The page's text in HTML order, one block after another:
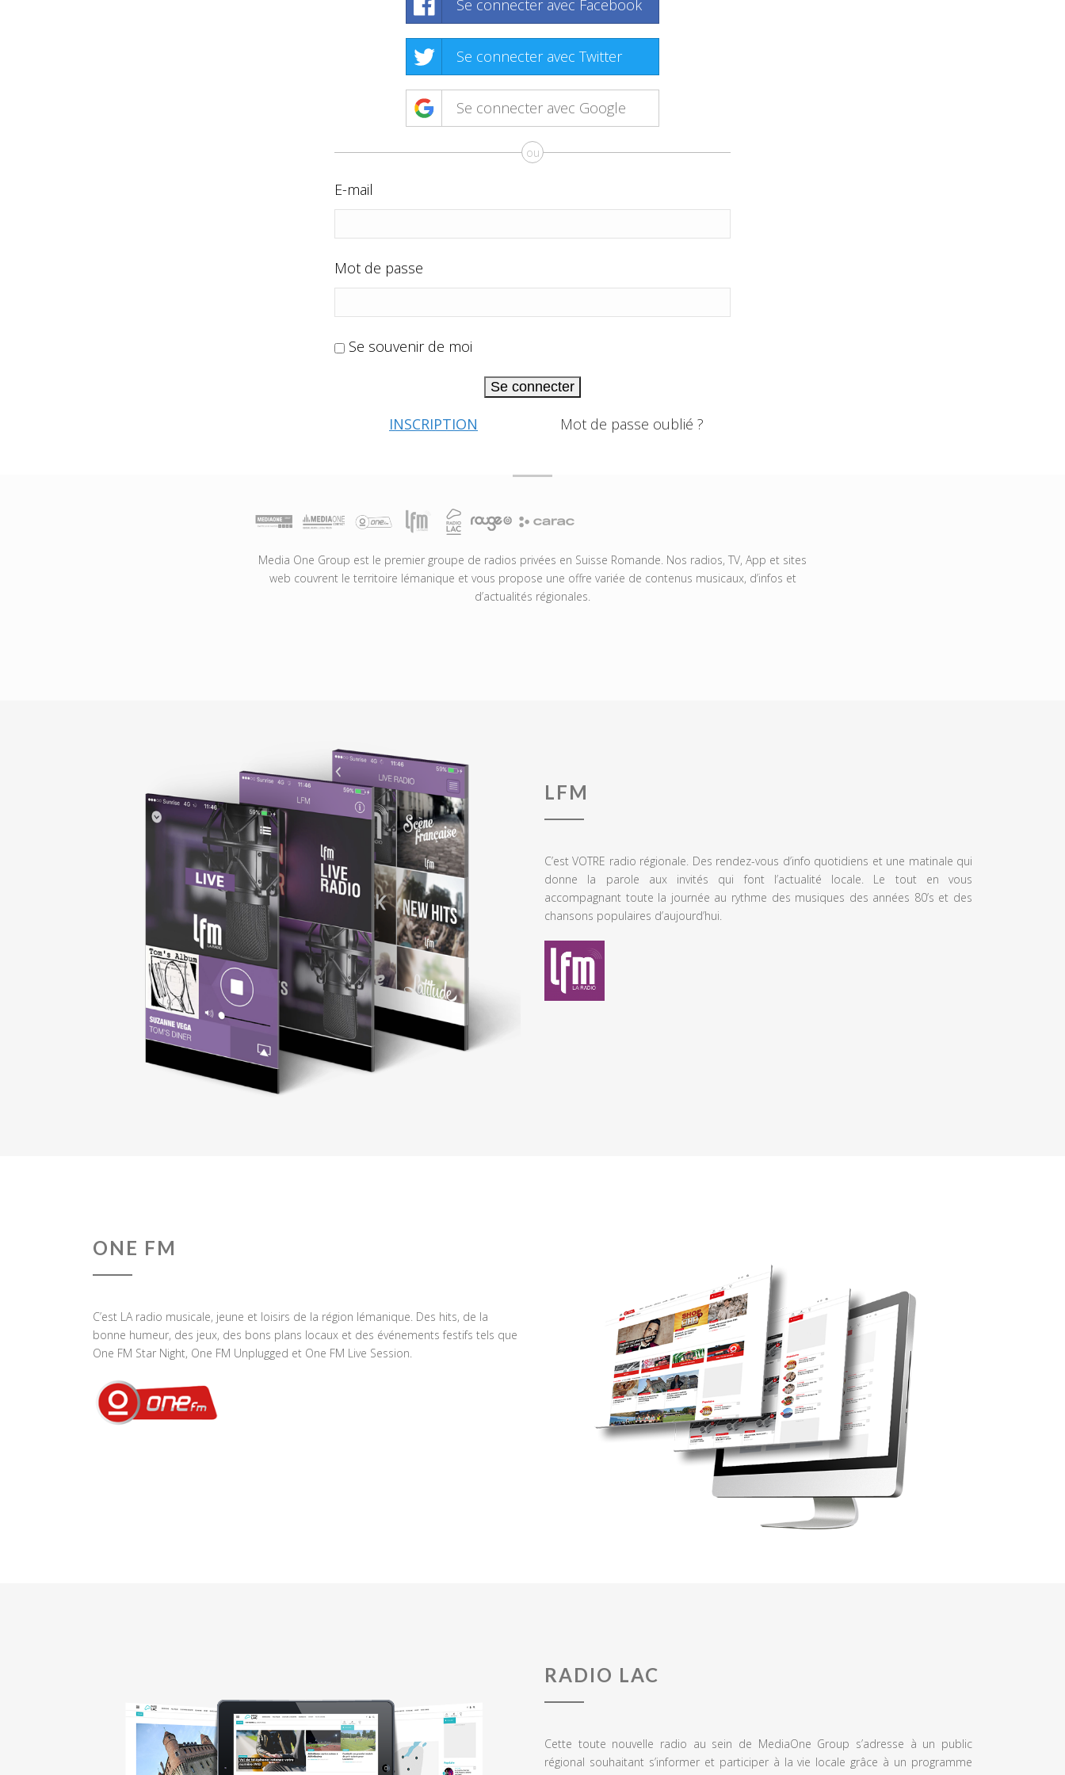
Se connecter avec Facebook
Se connecter avec Twitter
Se connecter avec Google
ou
E-mail
Mot de passe
Se souvenir de moi
Se connecter
INSCRIPTION Mot de passe oublié ?
Media One Group est le premier groupe de radios privées en Suisse Romande. Nos radios, TV, App et sites
web couvrent le territoire lémanique et vous propose une offre variée de contenus musicaux, d’infos et
d’actualités régionales.
LFM
C’est VOTRE radio régionale. Des rendez-vous d’info quotidiens et une matinale qui
donne la parole aux invités qui font l’actualité locale. Le tout en vous
accompagnant toute la journée au rythme des musiques des années 80’s et des
chansons populaires d’aujourd’hui.
ONE FM
C’est LA radio musicale, jeune et loisirs de la région lémanique. Des hits, de la
bonne humeur, des jeux, des bons plans locaux et des événements festifs tels que
One FM Star Night, One FM Unplugged et One FM Live Session.
RADIO LAC
Cette toute nouvelle radio au sein de MediaOne Group s’adresse à un public
régional souhaitant s’informer et participer à la vie locale grâce à un programme